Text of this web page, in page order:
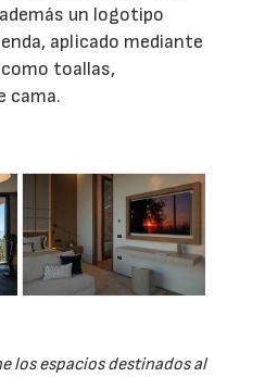
un logotipo
aplicado mediante
toallas,
cama.
los espacios destinados al